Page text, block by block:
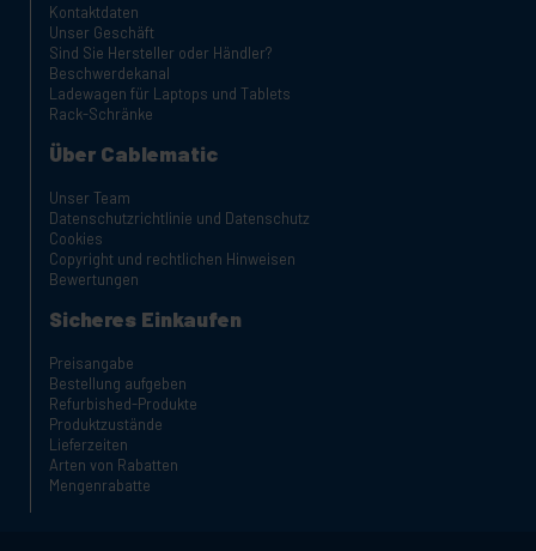
Kontaktdaten
Unser Geschäft
Sind Sie Hersteller oder Händler?
Beschwerdekanal
Ladewagen für Laptops und Tablets
Rack-Schränke
Über Cablematic
Unser Team
Datenschutzrichtlinie und Datenschutz
Cookies
Copyright und rechtlichen Hinweisen
Bewertungen
Sicheres Einkaufen
Preisangabe
Bestellung aufgeben
Refurbished-Produkte
Produktzustände
Lieferzeiten
Arten von Rabatten
Mengenrabatte